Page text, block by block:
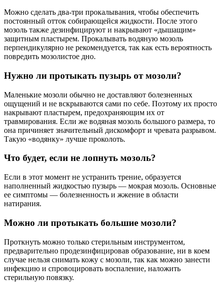
Можно сделать два-три прокалывания, чтобы обеспечить
постоянный отток собирающейся жидкости. После этого
мозоль также дезинфицируют и накрывают «дышащим»
защитным пластырем. Прокалывать водяную мозоль
перпендикулярно не рекомендуется, так как есть вероятность
повредить мозолистое дно.
Нужно ли протыкать пузырь от мозоли?
Маленькие мозоли обычно не доставляют болезненных
ощущений и не вскрываются сами по себе. Поэтому их просто
накрывают пластырем, предохраняющим их от
травмирования. Если же водяная мозоль большого размера, то
она причиняет значительный дискомфорт и чревата разрывом.
Такую «водянку» лучше проколоть.
Что будет, если не лопнуть мозоль?
Если в этот момент не устранить трение, образуется
наполненный жидкостью пузырь — мокрая мозоль. Основные
ее симптомы — болезненность и жжение в области
натирания.
Можно ли протыкать большие мозоли?
Проткнуть можно только стерильным инструментом,
предварительно продезинфицировав образование, ни в коем
случае нельзя снимать кожу с мозоли, так как можно занести
инфекцию и спровоцировать воспаление, наложить
стерильную повязку.